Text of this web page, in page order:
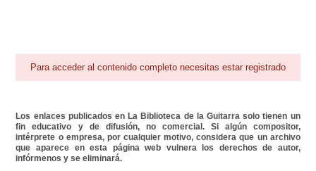
Para acceder al contenido completo necesitas estar registrado
Los enlaces publicados en La Biblioteca de la Guitarra solo tienen un
fin educativo y de difusión, no comercial. Si algún compositor,
intérprete o empresa, por cualquier motivo, considera que un archivo
que aparece en esta página web vulnera los derechos de autor,
infórmenos y se eliminará.